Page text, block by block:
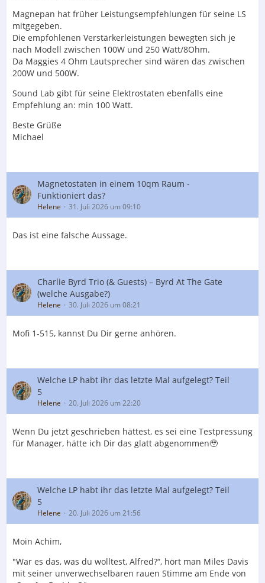
Magnepan hat früher Leistungsempfehlungen für seine LS
mitgegeben.
Die empfohlenen Verstärkerleistungen bewegten sich je
nach Modell zwischen 100W und 250 Watt/8Ohm.
Da Maggies 4 Ohm Lautsprecher sind wären das zwischen
200W und 500W.
Sound Lab gibt für seine Elektrostaten ebenfalls eine
Empfehlung an: min 100 Watt.
Beste Grüße
Michael
Magnetostaten in einem 10qm Raum -
Funktioniert das?
Helene 31. Juli 2026 um 09:10
Das ist eine falsche Aussage.
Charlie Byrd Trio (& Guests) – Byrd At The Gate
(welche Ausgabe?)
Helene 30. Juli 2026 um 08:21
Mofi 1-515, kannst Du Dir gerne anhören.
Welche LP habt ihr das letzte Mal aufgelegt? Teil
5
Helene 20. Juli 2026 um 22:20
Wenn Du jetzt geschrieben hättest, es sei eine Testpressung
für Manager, hätte ich Dir das glatt abgenommen🥹
Welche LP habt ihr das letzte Mal aufgelegt? Teil
5
Helene 20. Juli 2026 um 21:56
Moin Achim,
"War es das, was du wolltest, Alfred?“, hört man Miles Davis
mit seiner unverwechselbaren rauen Stimme am Ende von